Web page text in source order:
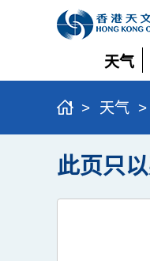
天气
展
开
> 天气 >
此页只